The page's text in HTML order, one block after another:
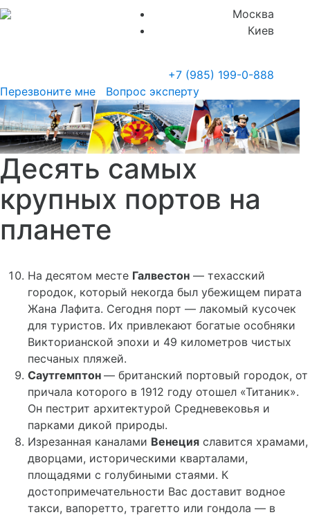
Москва
Киев
+7 (985) 199-0-888
Перезвоните мне
Вопрос эксперту
Десять самых
крупных портов на
планете
На десятом месте Галвестон — техасский
городок, который некогда был убежищем пирата
Жана Лафита. Сегодня порт — лакомый кусочек
для туристов. Их привлекают богатые особняки
Викторианской эпохи и 49 километров чистых
песчаных пляжей.
Саутгемптон — британский портовый городок, от
причала которого в 1912 году отошел «Титаник».
Он пестрит архитектурой Средневековья и
парками дикой природы.
Изрезанная каналами Венеция славится храмами,
дворцами, историческими кварталами,
площадями с голубиными стаями. К
достопримечательности Вас доставит водное
такси, вапоретто, трагетто или гондола — в